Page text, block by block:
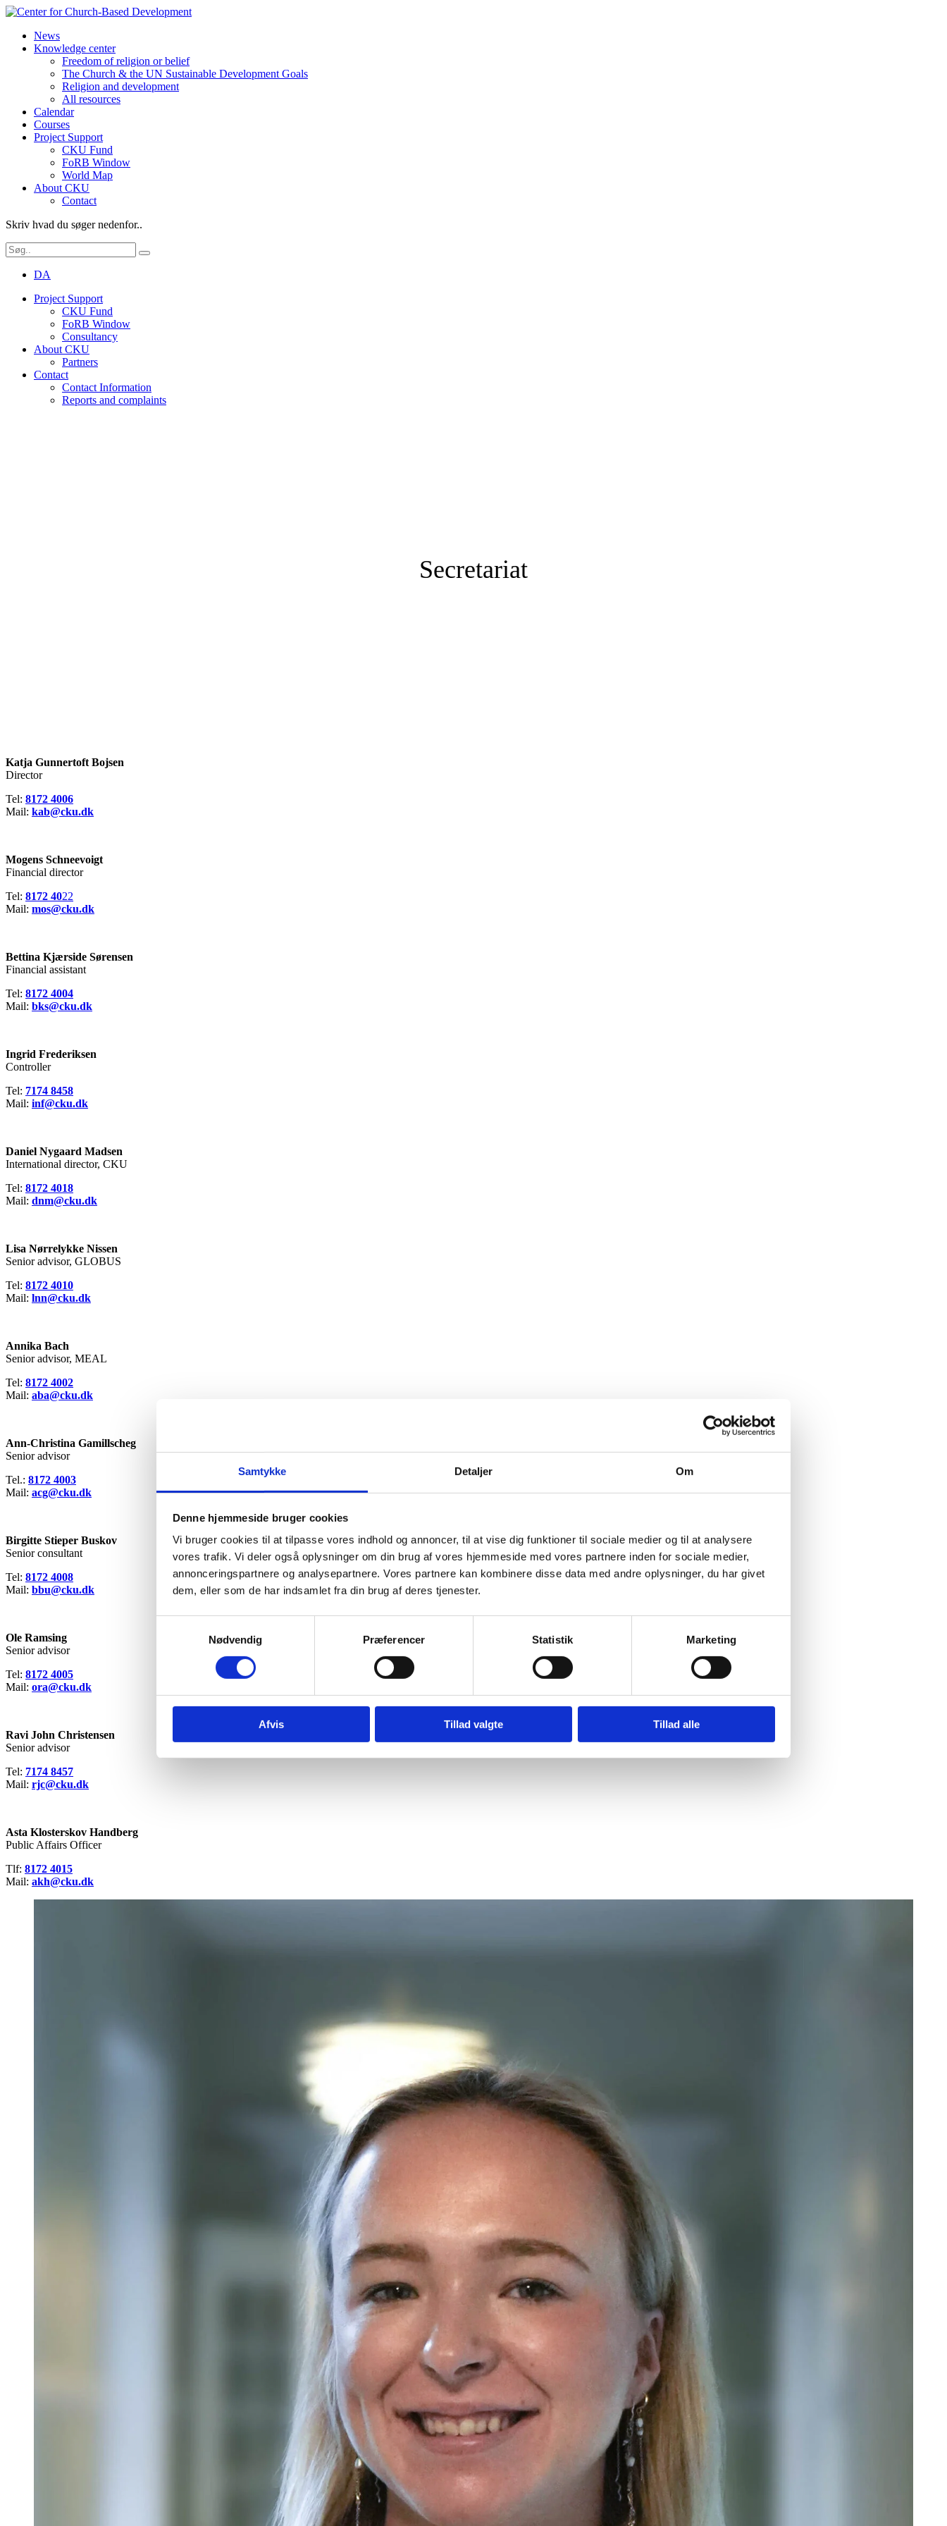
Samtykke Detaljer Om
Denne hjemmeside bruger cookies
Vi bruger cookies til at tilpasse vores indhold og annoncer, til at vise dig funktioner til sociale medier og til at analysere
vores trafik. Vi deler også oplysninger om din brug af vores hjemmeside med vores partnere inden for sociale medier,
annonceringspartnere og analysepartnere. Vores partnere kan kombinere disse data med andre oplysninger, du har givet
dem, eller som de har indsamlet fra din brug af deres tjenester.
Nødvendig
Præferencer Statistik Marketing
Afvis Tillad valgte Tillad alle
News
Knowledge center
Freedom of religion or belief
The Church & the UN Sustainable Development Goals
Religion and development
All resources
Calendar
Courses
Project Support
CKU Fund
FoRB Window
World Map
About CKU
Contact
Skriv hvad du søger nedenfor..
DA
Project Support
CKU Fund
FoRB Window
Consultancy
About CKU
Partners
Contact
Contact Information
Reports and complaints
Secretariat
Katja Gunnertoft Bojsen
Director
Tel: 8172 4006
Mail: kab@cku.dk
Mogens Schneevoigt
Financial director
Tel: 8172 4022
Mail: mos@cku.dk
Bettina Kjærside Sørensen
Financial assistant
Tel: 8172 4004
Mail: bks@cku.dk
Ingrid Frederiksen
Controller
Tel: 7174 8458
Mail: inf@cku.dk
Daniel Nygaard Madsen
International director, CKU
Tel: 8172 4018
Mail: dnm@cku.dk
Lisa Nørrelykke Nissen
Senior advisor, GLOBUS
Tel: 8172 4010
Mail: lnn@cku.dk
Annika Bach
Senior advisor, MEAL
Tel: 8172 4002
Mail: aba@cku.dk
Ann-Christina Gamillscheg
Senior advisor
Tel.: 8172 4003
Mail: acg@cku.dk
Birgitte Stieper Buskov
Senior consultant
Tel: 8172 4008
Mail: bbu@cku.dk
Ole Ramsing
Senior advisor
Tel: 8172 4005
Mail: ora@cku.dk
Ravi John Christensen
Senior advisor
Tel: 7174 8457
Mail: rjc@cku.dk
Asta Klosterskov Handberg
Public Affairs Officer
Tlf: 8172 4015
Mail: akh@cku.dk